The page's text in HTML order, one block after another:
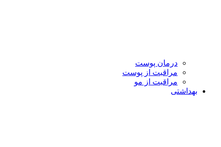
درمان پوست
مراقبت از پوست
مراقبت از مو
بهداشتی